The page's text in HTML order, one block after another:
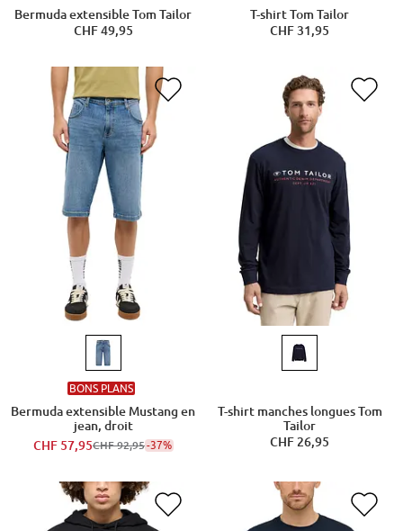
Bermuda extensible Tom Tailor
CHF 49,95
T-shirt Tom Tailor
CHF 31,95
BONS PLANS
Bermuda extensible Mustang en
jean, droit
CHF 57,95CHF 92,95-37%
T-shirt manches longues Tom
Tailor
CHF 26,95